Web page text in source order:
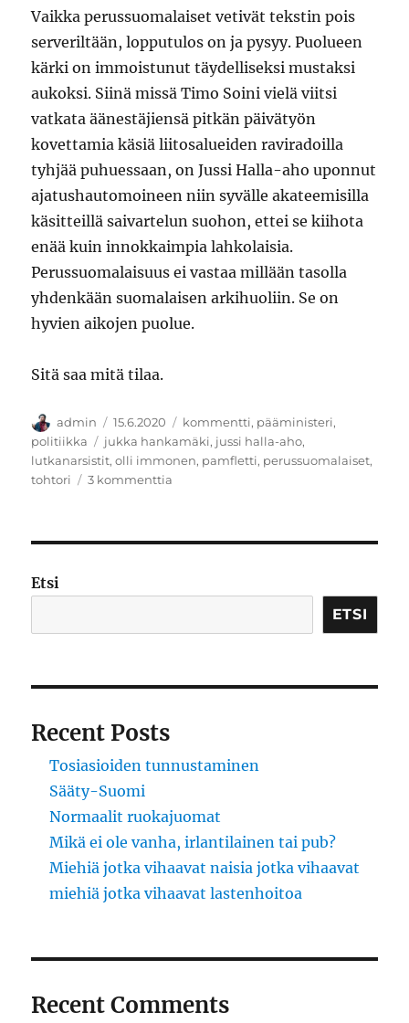
Vaikka perussuomalaiset vetivät tekstin pois
serveriltään, lopputulos on ja pysyy. Puolueen
kärki on immoistunut täydelliseksi mustaksi
aukoksi. Siinä missä Timo Soini vielä viitsi
vatkata äänestäjiensä pitkän päivätyön
kovettamia käsiä liitosalueiden raviradoilla
tyhjää puhuessaan, on Jussi Halla-aho uponnut
ajatushautomoineen niin syvälle akateemisilla
käsitteillä saivartelun suohon, ettei se kiihota
enää kuin innokkaimpia lahkolaisia.
Perussuomalaisuus ei vastaa millään tasolla
yhdenkään suomalaisen arkihuoliin. Se on
hyvien aikojen puolue.
Sitä saa mitä tilaa.
Kirjoittaja
admin Julkaistu
15.6.2020 Kategoriat
kommentti, pääministeri,
politiikka
Avainsanat
jukka hankamäki, jussi halla-aho,
lutkanarsistit,olli immonen, pamfletti, perussuomalaiset,
tohtori
3 kommenttia
Etsi
ETSI
Recent Posts
Tosiasioiden tunnustaminen
Sääty-Suomi
Normaalit ruokajuomat
Mikä ei ole vanha, irlantilainen tai pub?
Miehiä jotka vihaavat naisia jotka vihaavat
miehiä jotka vihaavat lastenhoitoa
Recent Comments